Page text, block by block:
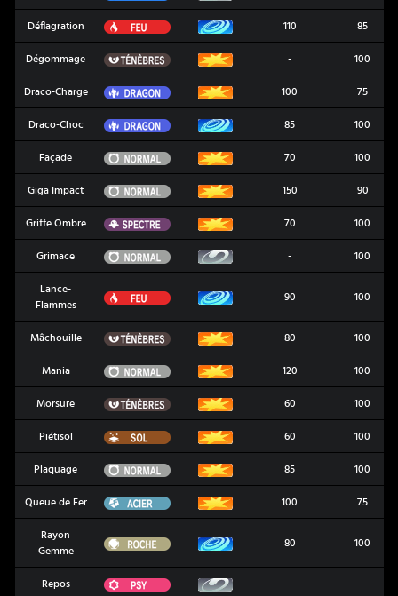
Déflagration Feu 110 85
Dégommage Ténèbres - 100
Draco-Charge Dragon 100 75
Draco-Choc Dragon 85 100
Façade Normal 70 100
Giga Impact Normal 150 90
Griffe Ombre Spectre 70 100
Grimace Normal - 100
Lance-
Flammes
Feu 90 100
Mâchouille Ténèbres 80 100
Mania Normal 120 100
Morsure Ténèbres 60 100
Piétisol Sol 60 100
Plaquage Normal 85 100
Queue de Fer Acier 100 75
Rayon
Gemme
Roche 80 100
Repos Psy - -